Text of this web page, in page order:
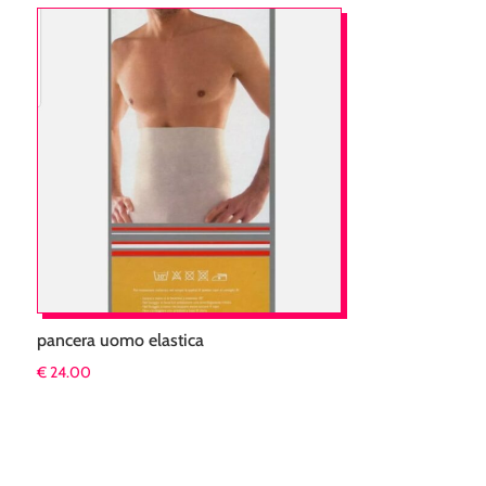
pancera uomo elastica
€24.00